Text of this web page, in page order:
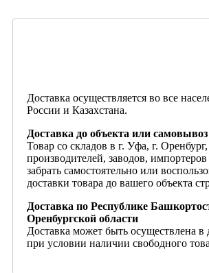
Доставка осуществляется во все
России и Казахстана.
Доставка до объекта или самовывоз
Товар со складов в г. Уфа, г.
производителей, заводов,
забрать самостоятельно или
доставки товара до вашего объекта
Доставка по Республике
Оренбургской области
Доставка может быть осуществлена в
при условии наличии свободного